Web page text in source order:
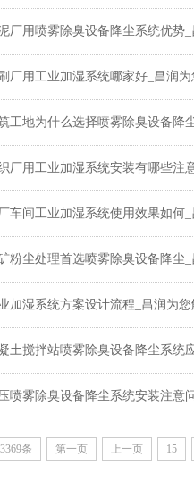
厂用喷雾除臭设备降尘系统优势_
厂用工业加湿系统哪家好_昌润为
工地为什么选择喷雾除臭设备降
厂用工业加湿系统安装有哪些注
车间工业加湿系统使用效果如何_
粉尘处理首选喷雾除臭设备降尘_
加湿系统方案设计流程_昌润为您
土搅拌站喷雾除臭设备降尘系统
喷雾除臭设备降尘系统安装注意
条 第一页 上一页 15